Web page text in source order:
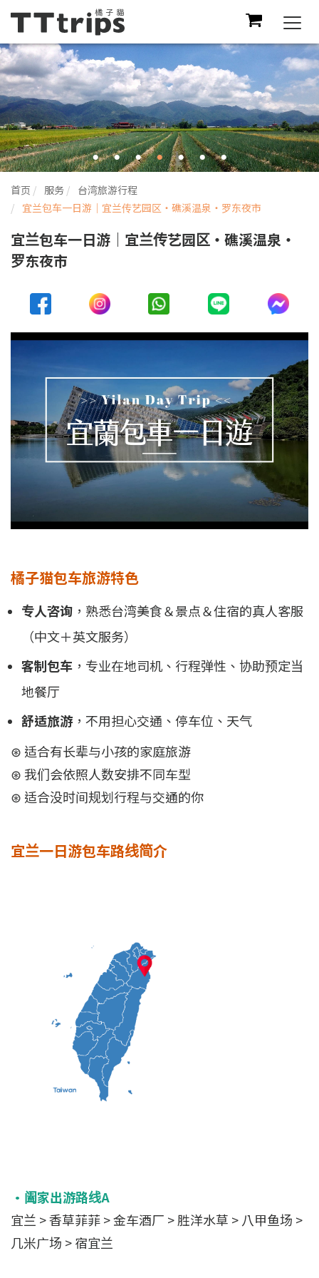
首页 服务
台湾旅游行程
宜兰包车一日游｜宜兰传艺园区・礁溪温泉・罗东夜市
宜兰包车一日游｜宜兰传艺园区・礁溪温泉・
罗东夜市
橘子猫包车旅游特色
专人咨询 ，熟悉台湾美食＆景点＆住宿的真人客服
（中文＋英文服务）
客制包车 ，专业在地司机、行程弹性、协助预定当
地餐厅
舒适旅游 ，不用担心交通、停车位、天气
⊛ 适合有长辈与小孩的家庭旅游
⊛ 我们会依照人数安排不同车型
⊛ 适合没时间规划行程与交通的你
宜兰一日游包车路线简介
•阖家出游路线A
宜兰 > 香草菲菲 > 金车酒厂 > 胜洋水草 > 八甲鱼场 >
几米广场 > 宿宜兰